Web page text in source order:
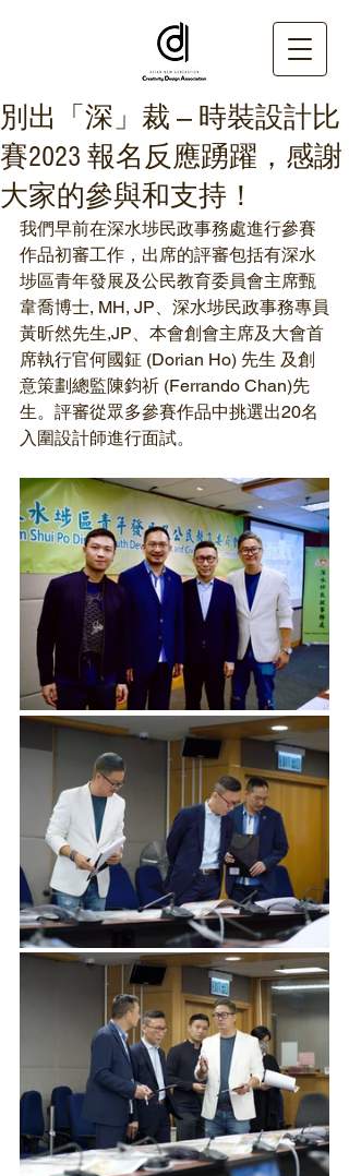
別出「深」裁 — 時裝設計比
賽2023 報名反應踴躍，感謝
大家的參與和支持！
我們早前在深水埗民政事務處進行參賽
作品初審工作，出席的評審包括有深水
埗區青年發展及公民教育委員會主席甄
韋喬博士, MH, JP、深水埗民政事務專員
黃昕然先生,JP、本會創會主席及大會首
席執行官何國鉦 (Dorian Ho) 先生 及創
意策劃總監陳鈞祈 (Ferrando Chan)先
生。評審從眾多參賽作品中挑選出20名
入圍設計師進行面試。